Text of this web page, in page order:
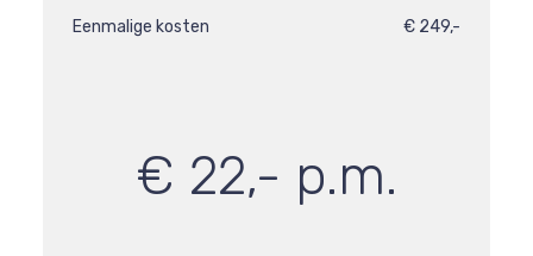
Eenmalige kosten € 249,-
€ 22,- p.m.